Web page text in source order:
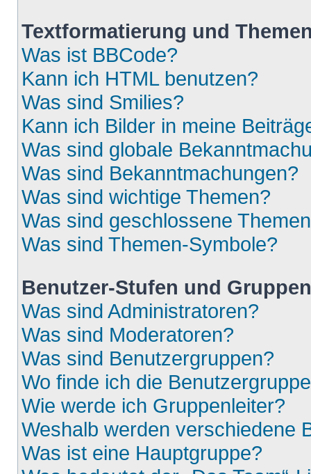
Textformatierung und
Was ist BBCode?
Kann ich HTML benutzen?
Was sind Smilies?
Kann ich Bilder in meine
Was sind globale
Was sind Bekanntmachungen?
Was sind wichtige Themen?
Was sind geschlossene
Was sind Themen-Symbole?
Benutzer-Stufen und Gruppen
Was sind Administratoren?
Was sind Moderatoren?
Was sind Benutzergruppen?
Wo finde ich die
Wie werde ich Gruppenleiter?
Weshalb werden verschiedene
Was ist eine Hauptgruppe?